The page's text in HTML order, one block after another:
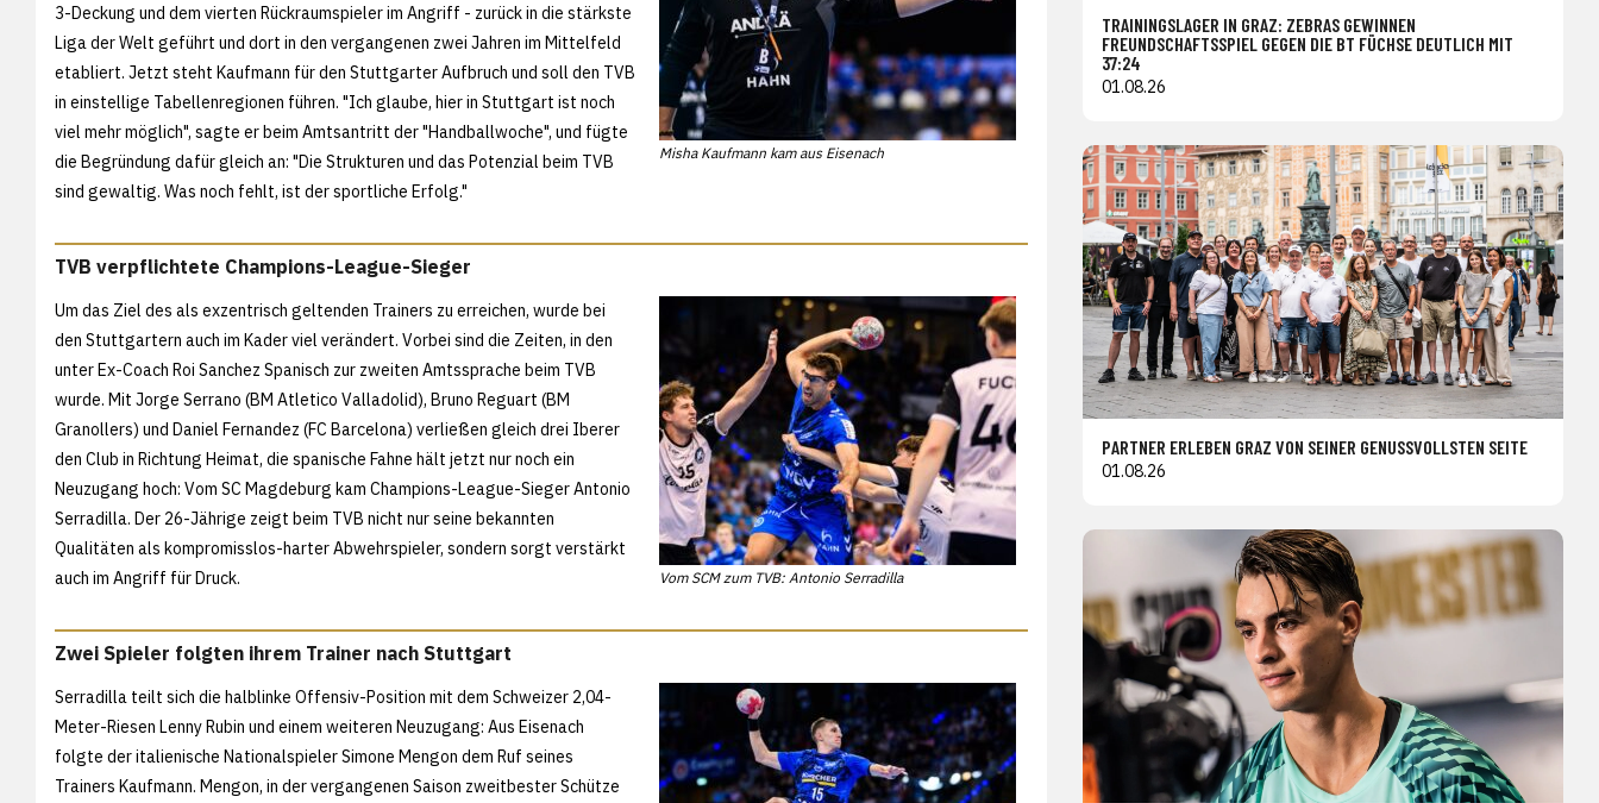
Misha Kaufmann kam aus Eisenach
3-Deckung und dem vierten Rückraumspieler im Angriff - zurück in die stärkste
Liga der Welt geführt und dort in den vergangenen zwei Jahren im Mittelfeld
etabliert. Jetzt steht Kaufmann für den Stuttgarter Aufbruch und soll den TVB
in einstellige Tabellenregionen führen. "Ich glaube, hier in Stuttgart ist noch
viel mehr möglich", sagte er beim Amtsantritt der "Handballwoche", und fügte
die Begründung dafür gleich an: "Die Strukturen und das Potenzial beim TVB
sind gewaltig. Was noch fehlt, ist der sportliche Erfolg."
TVB verpflichtete Champions-League-Sieger
Vom SCM zum TVB: Antonio Serradilla
Um das Ziel des als exzentrisch geltenden Trainers zu erreichen, wurde bei
den Stuttgartern auch im Kader viel verändert. Vorbei sind die Zeiten, in den
unter Ex-Coach Roi Sanchez Spanisch zur zweiten Amtssprache beim TVB
wurde. Mit Jorge Serrano (BM Atletico Valladolid), Bruno Reguart (BM
Granollers) und Daniel Fernandez (FC Barcelona) verließen gleich drei Iberer
den Club in Richtung Heimat, die spanische Fahne hält jetzt nur noch ein
Neuzugang hoch: Vom SC Magdeburg kam Champions-League-Sieger Antonio
Serradilla. Der 26-Jährige zeigt beim TVB nicht nur seine bekannten
Qualitäten als kompromisslos-harter Abwehrspieler, sondern sorgt verstärkt
auch im Angriff für Druck.
Zwei Spieler folgten ihrem Trainer nach Stuttgart
Serradilla teilt sich die halblinke Offensiv-Position mit dem Schweizer 2,04-
Meter-Riesen Lenny Rubin und einem weiteren Neuzugang: Aus Eisenach
folgte der italienische Nationalspieler Simone Mengon dem Ruf seines
Trainers Kaufmann. Mengon, in der vergangenen Saison zweitbester Schütze
TRAININGSLAGER IN GRAZ: ZEBRAS GEWINNEN
FREUNDSCHAFTSSPIEL GEGEN DIE BT FÜCHSE DEUTLICH MIT
37:24
01.08.26
PARTNER ERLEBEN GRAZ VON SEINER GENUSSVOLLSTEN SEITE
01.08.26